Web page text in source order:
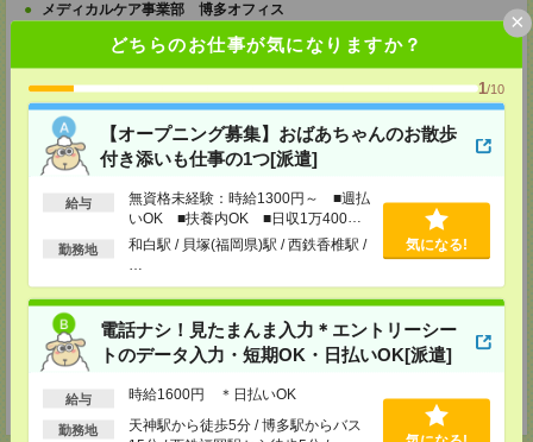
どちらのお仕事が気になりますか？
1/10
【オープニング募集】おばあちゃんのお散歩
付き添いも仕事の1つ[派遣]
給与
無資格未経験：時給1300円～ ■週払
いOK ■扶養内OK ■日収1万400円
以上
勤務地
和白駅 / 貝塚(福岡県)駅 / 西鉄香椎駅 /
気になる!
電話ナシ！見たまんま入力＊エントリーシー
トのデータ入力・短期OK・日払いOK[派遣]
給与 時給1600円 ＊日払いOK
勤務地
天神駅から徒歩5分 / 博多駅からバス
×
メディカルケア事業部 博多オフィス
福岡県福岡市博多区博多駅前2-1-1 福岡朝日ビル 5F 510号室
TEL：0120-802-274
MAIL：tenshoku@nikken-ts.jp
担当：採用担当
メディカルケア事業部 小倉オフィス
福岡県北九州市小倉北区米町1-3-1 明治安田生命北九州ビル3F
MAIL：tenshoku@nikken-ts.jp
メディカルケア事業部 熊本オフィス
TEL：0120-917-473
MAIL：tenshoku@nikken-ts.jp
担当：採用担当
登録交通費
★今ならご来社登録でQUOカード2000円分をプレゼント中★